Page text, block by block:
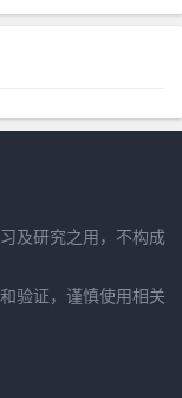
及研究之用，不构成
验证，谨慎使用相关